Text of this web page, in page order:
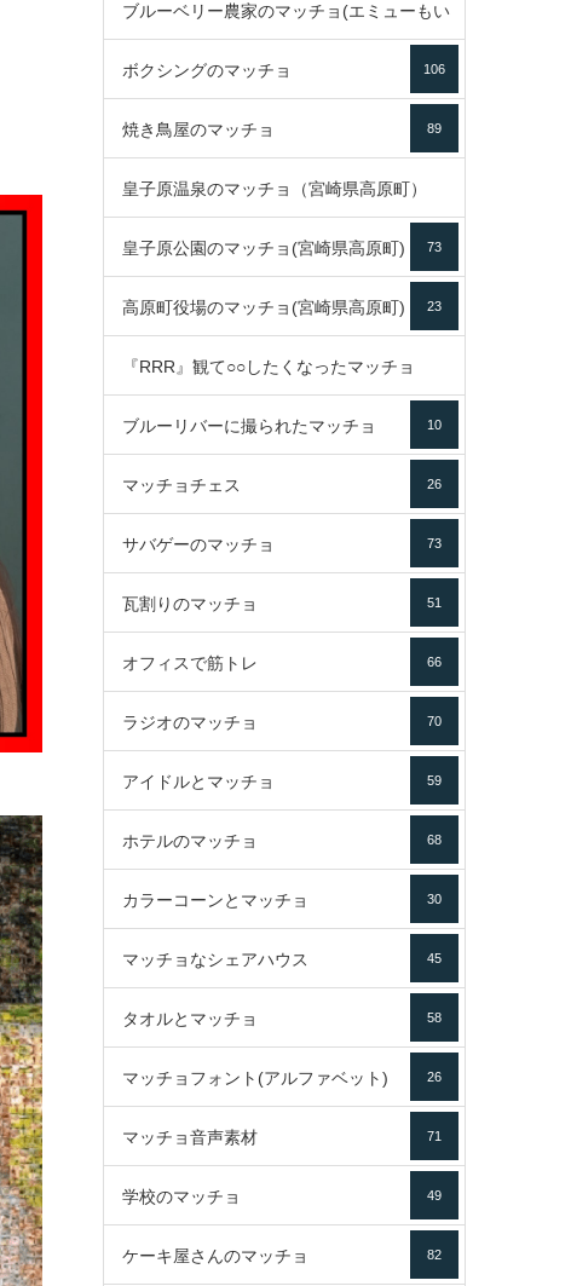
49
ブルーベリー農家のマッチョ(エミューもい
るよ) 72
ボクシングのマッチョ 106
焼き鳥屋のマッチョ 89
皇子原温泉のマッチョ（宮崎県高原町）
133
皇子原公園のマッチョ(宮崎県高原町) 73
高原町役場のマッチョ(宮崎県高原町) 23
『RRR』観て○○したくなったマッチョ
16
ブルーリバーに撮られたマッチョ 10
マッチョチェス 26
サバゲーのマッチョ 73
瓦割りのマッチョ 51
オフィスで筋トレ 66
ラジオのマッチョ 70
アイドルとマッチョ 59
ホテルのマッチョ 68
カラーコーンとマッチョ 30
マッチョなシェアハウス 45
タオルとマッチョ 58
マッチョフォント(アルファベット) 26
マッチョ音声素材 71
学校のマッチョ 49
ケーキ屋さんのマッチョ 82